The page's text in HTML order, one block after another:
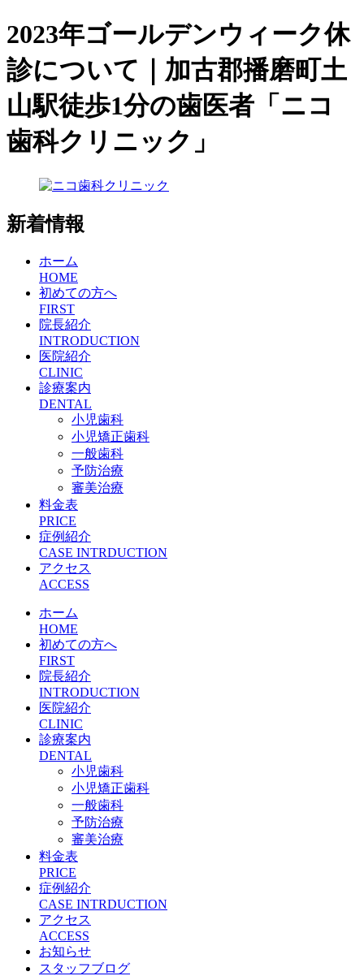
2023年ゴールデンウィーク休
診について｜加古郡播磨町土
山駅徒歩1分の歯医者「ニコ
歯科クリニック」
新着情報
ホーム
HOME
初めての方へ
FIRST
院長紹介
INTRODUCTION
医院紹介
CLINIC
診療案内
DENTAL
小児歯科
小児矯正歯科
一般歯科
予防治療
審美治療
料金表
PRICE
症例紹介
CASE INTRDUCTION
アクセス
ACCESS
ホーム
HOME
初めての方へ
FIRST
院長紹介
INTRODUCTION
医院紹介
CLINIC
診療案内
DENTAL
小児歯科
小児矯正歯科
一般歯科
予防治療
審美治療
料金表
PRICE
症例紹介
CASE INTRDUCTION
アクセス
ACCESS
お知らせ
スタッフブログ